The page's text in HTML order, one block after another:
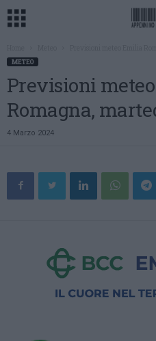
METEO
Previsioni
Romagna,
4 Marzo 2024